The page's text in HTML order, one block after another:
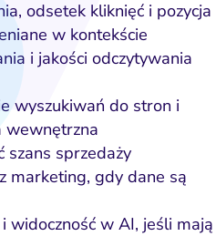
odsetek kliknięć i pozycja
w kontekście
i jakości odczytywania
wyszukiwań do stron i
wewnętrzna
szans sprzedaży
marketing, gdy dane są
widoczność w AI, jeśli mają